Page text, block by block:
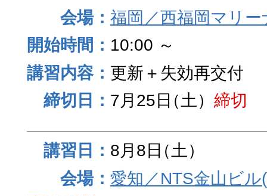
福岡／西福岡マリ
10:00 ～
更新＋失効再交付
7月25日（土） 締切
8月8日（土）
愛知／NTS金山ビ